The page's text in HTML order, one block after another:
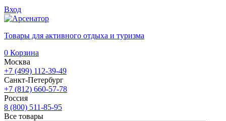
Вход
Товары для активного отдыха и туризма
0 Корзина
Москва
+7 (499) 112-39-49
Санкт-Петербург
+7 (812) 660-57-78
Россия
8 (800) 511-85-95
Все товары